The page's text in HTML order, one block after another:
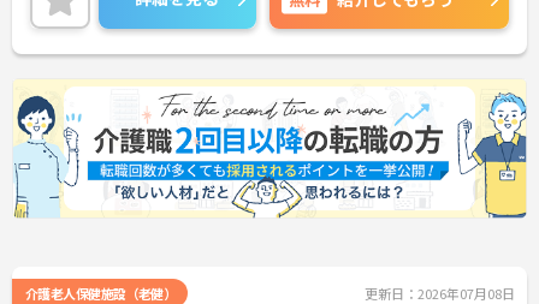
い。
介護老人保健施設（老健） 更新日：2026年07月08日